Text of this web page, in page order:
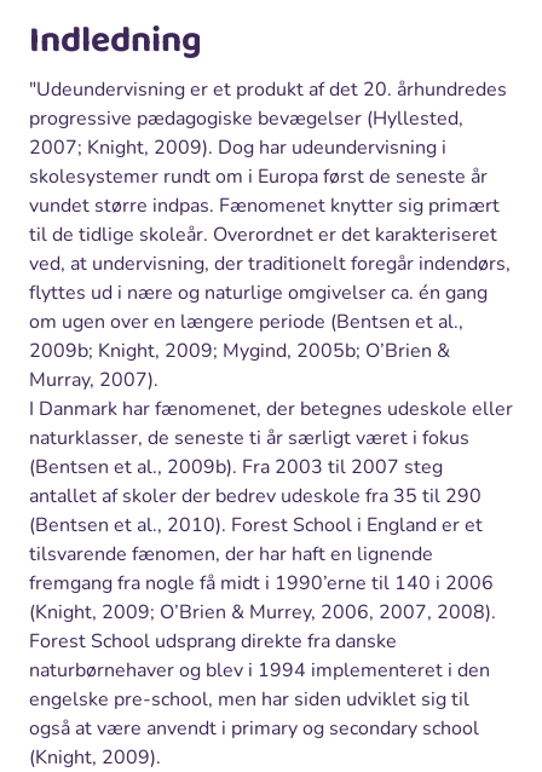
Indledning
"Udeundervisning er et produkt af det 20. århundredes
progressive pædagogiske bevægelser (Hyllested,
2007; Knight, 2009). Dog har udeundervisning i
skolesystemer rundt om i Europa først de seneste år
vundet større indpas. Fænomenet knytter sig primært
til de tidlige skoleår. Overordnet er det karakteriseret
ved, at undervisning, der traditionelt foregår indendørs,
flyttes ud i nære og naturlige omgivelser ca. én gang
om ugen over en længere periode (Bentsen et al.,
2009b; Knight, 2009; Mygind, 2005b; O’Brien &
Murray, 2007).
I Danmark har fænomenet, der betegnes udeskole eller
naturklasser, de seneste ti år særligt været i fokus
(Bentsen et al., 2009b). Fra 2003 til 2007 steg
antallet af skoler der bedrev udeskole fra 35 til 290
(Bentsen et al., 2010). Forest School i England er et
tilsvarende fænomen, der har haft en lignende
fremgang fra nogle få midt i 1990’erne til 140 i 2006
(Knight, 2009; O’Brien & Murrey, 2006, 2007, 2008).
Forest School udsprang direkte fra danske
naturbørnehaver og blev i 1994 implementeret i den
engelske pre-school, men har siden udviklet sig til
også at være anvendt i primary og secondary school
(Knight, 2009).